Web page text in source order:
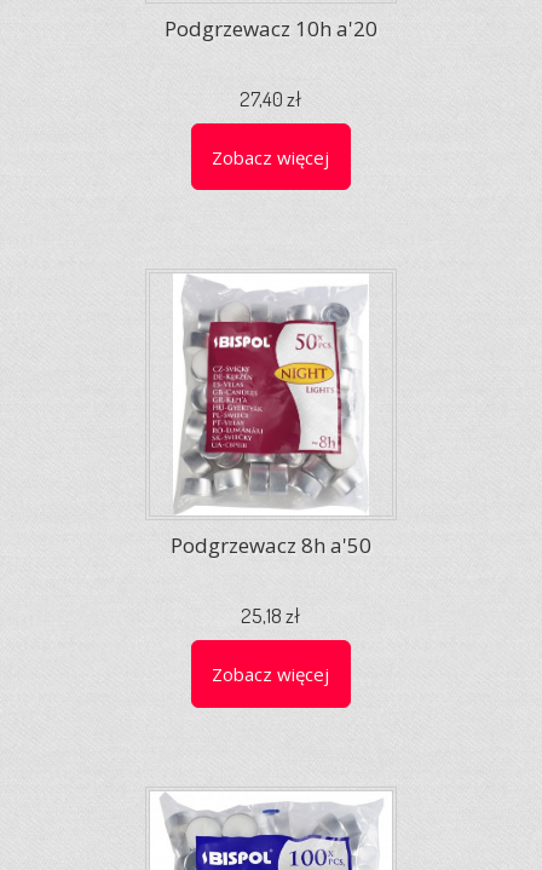
Podgrzewacz 10h a'20
27,40 zł
Zobacz więcej
Podgrzewacz 8h a'50
25,18 zł
Zobacz więcej